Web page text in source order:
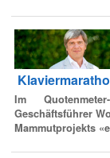
Im
Geschäftsführer
Mammutprojekts